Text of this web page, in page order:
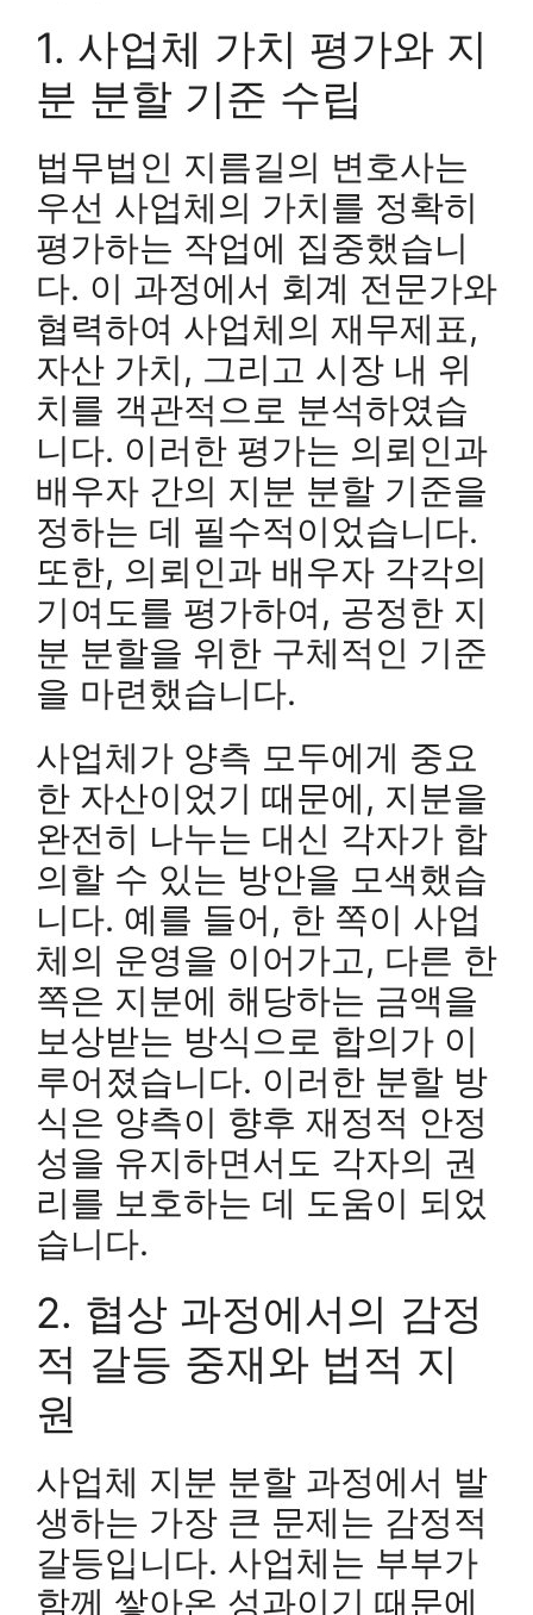
1. 사업체 가치 평가와 지
분 분할 기준 수립
법무법인 지름길의 변호사는
우선 사업체의 가치를 정확히
평가하는 작업에 집중했습니
다. 이 과정에서 회계 전문가와
협력하여 사업체의 재무제표,
자산 가치, 그리고 시장 내 위
치를 객관적으로 분석하였습
니다. 이러한 평가는 의뢰인과
배우자 간의 지분 분할 기준을
정하는 데 필수적이었습니다.
또한, 의뢰인과 배우자 각각의
기여도를 평가하여, 공정한 지
분 분할을 위한 구체적인 기준
을 마련했습니다.
사업체가 양측 모두에게 중요
한 자산이었기 때문에, 지분을
완전히 나누는 대신 각자가 합
의할 수 있는 방안을 모색했습
니다. 예를 들어, 한 쪽이 사업
체의 운영을 이어가고, 다른 한
쪽은 지분에 해당하는 금액을
보상받는 방식으로 합의가 이
루어졌습니다. 이러한 분할 방
식은 양측이 향후 재정적 안정
성을 유지하면서도 각자의 권
리를 보호하는 데 도움이 되었
습니다.
2. 협상 과정에서의 감정
적 갈등 중재와 법적 지
원
사업체 지분 분할 과정에서 발
생하는 가장 큰 문제는 감정적
갈등입니다. 사업체는 부부가
함께 쌓아온 성과이기 때문에